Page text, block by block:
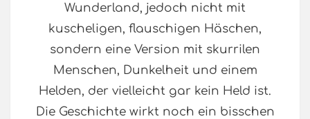
Wunderland, jedoch nicht mit
kuscheligen, flauschigen Häschen,
sondern eine Version mit skurrilen
Menschen, Dunkelheit und einem
Helden, der vielleicht gar kein Held ist.
Die Geschichte wirkt noch ein bisschen